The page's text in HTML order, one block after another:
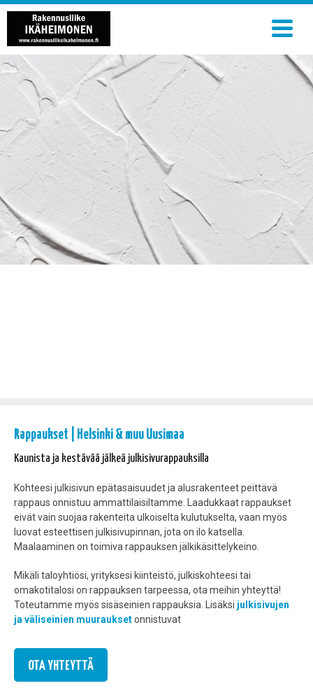
Rappaukset | Helsinki & muu Uusimaa
Kaunista ja kestävää jälkeä julkisivurappauksilla
Kohteesi julkisivun epätasaisuudet ja alusrakenteet peittävä
rappaus onnistuu ammattilaisiltamme. Laadukkaat rappaukset
eivät vain suojaa rakenteita ulkoiselta kulutukselta, vaan myös
luovat esteettisen julkisivupinnan, jota on ilo katsella.
Maalaaminen on toimiva rappauksen jälkikäsittelykeino.
Mikäli taloyhtiösi, yrityksesi kiinteistö, julkiskohteesi tai
omakotitalosi on rappauksen tarpeessa, ota meihin yhteyttä!
Toteutamme myös sisäseinien rappauksia. Lisäksi julkisivujen
ja väliseinien muurauksetonnistuvat
OTA YHTEYTTÄ